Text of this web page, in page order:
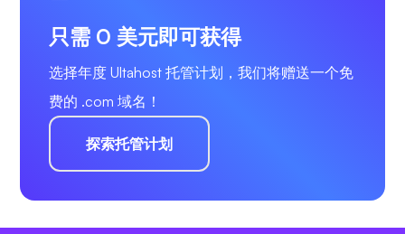
只需 0 美元即可获得
选择年度 Ultahost 托管计划，我们将赠送一个免
费的 .com 域名！
探索托管计划